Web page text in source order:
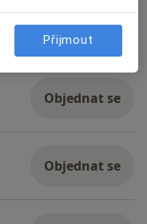
Objednat se
Objednat se
Objednat se
Přijmout